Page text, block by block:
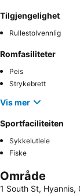
Tilgjengelighet
Rullestolvennlig
Romfasiliteter
Peis
Strykebrett
Vis mer
Sportfaciliteiten
Sykkelutleie
Fiske
Område
1 South St, Hyannis,